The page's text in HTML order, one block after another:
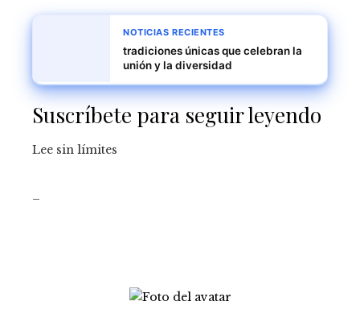
NOTICIAS RECIENTES
tradiciones únicas que celebran la
unión y la diversidad
Suscríbete para seguir leyendo
Lee sin límites